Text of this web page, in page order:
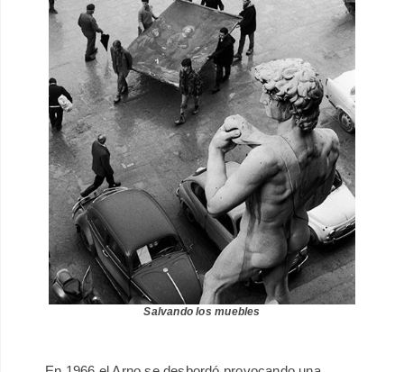
Salvando los muebles